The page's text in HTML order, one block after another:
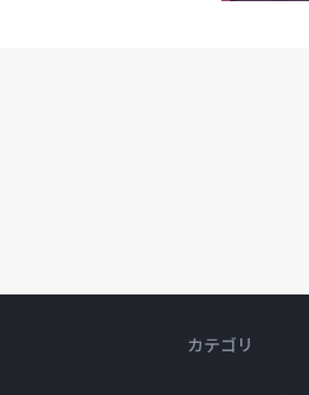
カテゴリ